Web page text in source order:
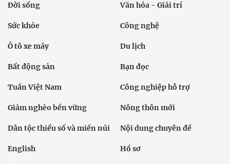
Đời sống Văn hóa - Giải trí
Sức khỏe Công nghệ
Ô tô xe máy Du lịch
Bất động sản Bạn đọc
Tuần Việt Nam Công nghiệp hỗ trợ
Giảm nghèo bền vững Nông thôn mới
Dân tộc thiểu số và miền núi Nội dung chuyên đề
English Hồ sơ